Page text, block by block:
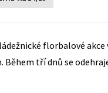
florbalové
tří dnů se